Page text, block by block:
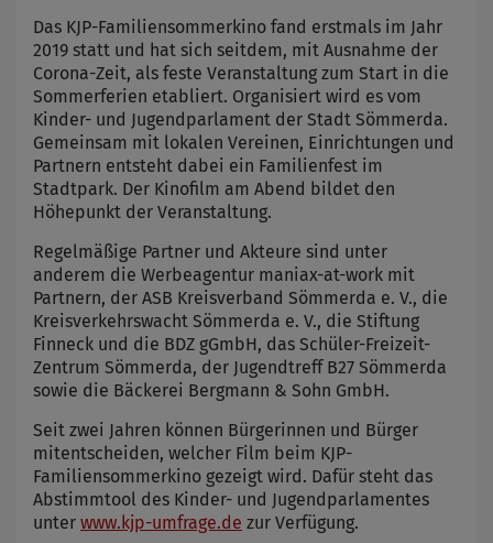
Das KJP-Familiensommerkino fand erstmals im Jahr
2019 statt und hat sich seitdem, mit Ausnahme der
Corona-Zeit, als feste Veranstaltung zum Start in die
Sommerferien etabliert. Organisiert wird es vom
Kinder- und Jugendparlament der Stadt Sömmerda.
Gemeinsam mit lokalen Vereinen, Einrichtungen und
Partnern entsteht dabei ein Familienfest im
Stadtpark. Der Kinofilm am Abend bildet den
Höhepunkt der Veranstaltung.
Regelmäßige Partner und Akteure sind unter
anderem die Werbeagentur maniax-at-work mit
Partnern, der ASB Kreisverband Sömmerda e. V., die
Kreisverkehrswacht Sömmerda e. V., die Stiftung
Finneck und die BDZ gGmbH, das Schüler-Freizeit-
Zentrum Sömmerda, der Jugendtreff B27 Sömmerda
sowie die Bäckerei Bergmann & Sohn GmbH.
Seit zwei Jahren können Bürgerinnen und Bürger
mitentscheiden, welcher Film beim KJP-
Familiensommerkino gezeigt wird. Dafür steht das
Abstimmtool des Kinder- und Jugendparlamentes
unter www.kjp-umfrage.de zur Verfügung.